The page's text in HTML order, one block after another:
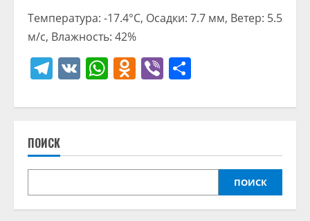
Температура: -17.4°C, Осадки: 7.7 мм, Ветер: 5.5
м/с, Влажность: 42%
Telegram
VK WhatsApp
Odnoklassniki
Viber
ПОИСК
ПОИСК